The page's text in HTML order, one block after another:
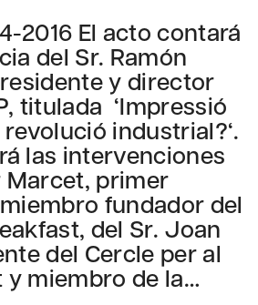
2016 El acto contará
del Sr. Ramón
y director
titulada ‘Impressió
industrial?‘.
las intervenciones
Marcet, primer
fundador del
del Sr. Joan
del Cercle per al
y miembro de la…